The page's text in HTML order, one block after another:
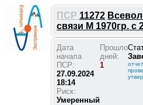
ПСР 11272
связи М 1970гр. с
Дата
начала
ПСР:
27.09.2024
18:14
Риск:
Умеренный
Прошло
дней:
1